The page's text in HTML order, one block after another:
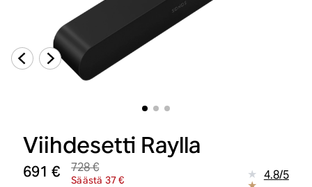
Viihdesetti Raylla
691 € 728 €
Säästä 37 € 4.8/5